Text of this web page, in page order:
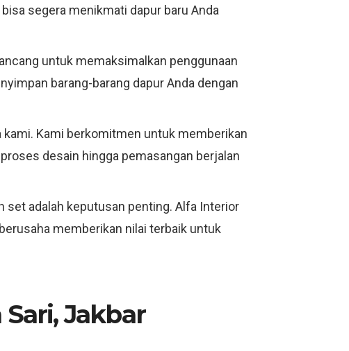
segera menikmati dapur baru Anda
untuk memaksimalkan penggunaan
barang-barang dapur Anda dengan
Kami berkomitmen untuk memberikan
desain hingga pemasangan berjalan
adalah keputusan penting. Alfa Interior
memberikan nilai terbaik untuk
Jakbar